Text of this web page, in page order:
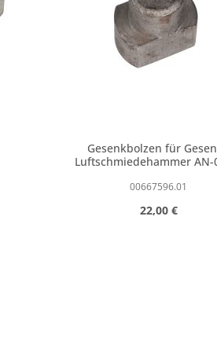
Gesenkbolzen für
Luftschmiedehammer AN-
00667596.01
Regulärer Preis:
22,00 €